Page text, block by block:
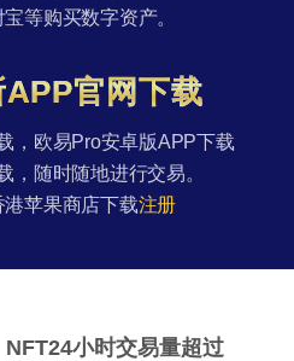
等购买数字资产。
官网下载
，欧易Pro安卓版APP下载
，随时随地进行交易。
苹果商店下载注册
小时交易量超过